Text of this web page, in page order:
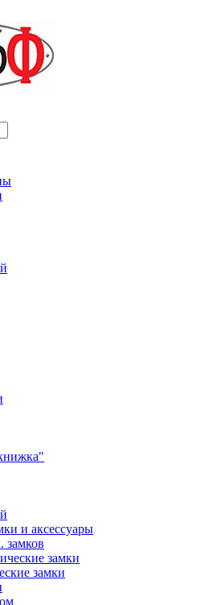
и аксессуары
замков
замки
замки